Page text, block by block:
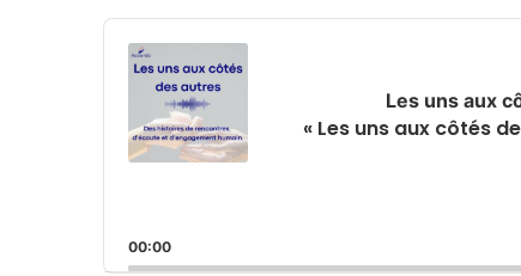
Audio
Player
Les uns aux
« Les uns aux côtés
00:00